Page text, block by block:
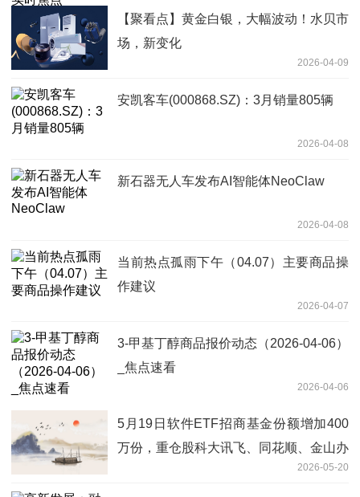
【聚看点】黄金白银，大幅波动！水贝市
场，新变化
2026-04-09
安凯客车(000868.SZ)：3月销量805辆
2026-04-08
新石器无人车发布AI智能体NeoClaw
2026-04-08
当前热点孤雨下午（04.07）主要商品操
作建议
2026-04-07
3-甲基丁醇商品报价动态（2026-04-06）
_焦点速看
2026-04-06
5月19日软件ETF招商基金份额增加400
万份，重仓股科大讯飞、同花顺、金山办
2026-05-20